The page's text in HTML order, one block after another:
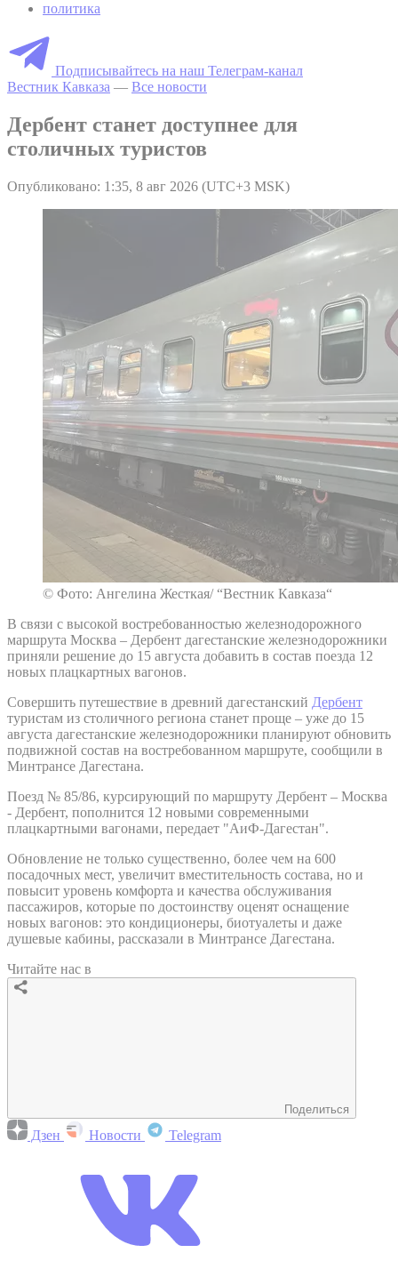
политика
Подписывайтесь на наш Телеграм-канал
Вестник Кавказа — Все новости
Дербент станет доступнее для
столичных туристов
Опубликовано: 1:35, 8 авг 2026 (UTC+3 MSK)
© Фото: Ангелина Жесткая/ “Вестник Кавказа“
В связи с высокой востребованностью железнодорожного
маршрута Москва – Дербент дагестанские железнодорожники
приняли решение до 15 августа добавить в состав поезда 12
новых плацкартных вагонов.
Совершить путешествие в древний дагестанский Дербент
туристам из столичного региона станет проще – уже до 15
августа дагестанские железнодорожники планируют обновить
подвижной состав на востребованном маршруте, сообщили в
Минтрансе Дагестана.
Поезд № 85/86, курсирующий по маршруту Дербент – Москва
- Дербент, пополнится 12 новыми современными
плацкартными вагонами, передает "АиФ-Дагестан".
Обновление не только существенно, более чем на 600
посадочных мест, увеличит вместительность состава, но и
повысит уровень комфорта и качества обслуживания
пассажиров, которые по достоинству оценят оснащение
новых вагонов: это кондиционеры, биотуалеты и даже
душевые кабины, рассказали в Минтрансе Дагестана.
Читайте нас в
Поделиться
Дзен Новости Telegram